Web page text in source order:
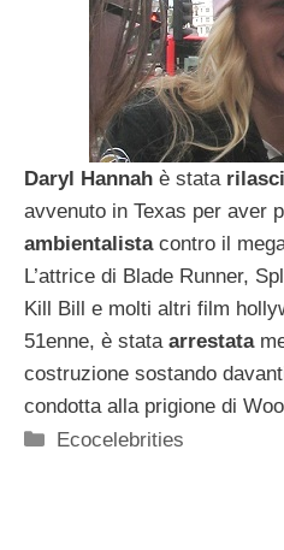
Daryl Hannah è stata
avvenuto in Texas per aver
ambientalistacontro il
L’attrice di Blade Runner,
Kill Bill e molti altri film
51enne, è stata arrestata
costruzione sostando
condotta alla prigione di
Categorie
Ecocelebrities